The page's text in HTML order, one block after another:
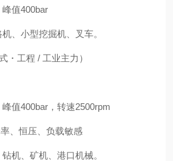
值400bar
、小型挖掘机、叉车。
・工程 / 工业主力）
值400bar，转速2500rpm
、恒压、负载敏感
机、矿机、港口机械。